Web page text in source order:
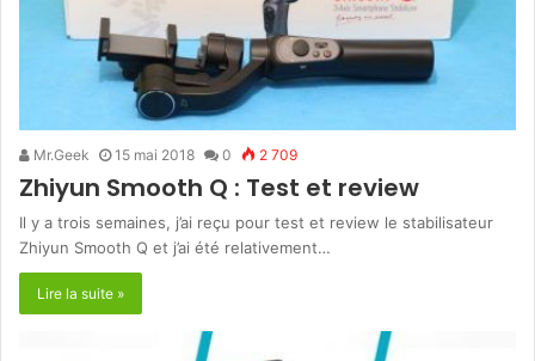
Mr.Geek 15 mai 2018 0 2 709
Zhiyun Smooth Q : Test et review
Il y a trois semaines, j’ai reçu pour test et review le stabilisateur
Zhiyun Smooth Q et j’ai été relativement…
Lire la suite »